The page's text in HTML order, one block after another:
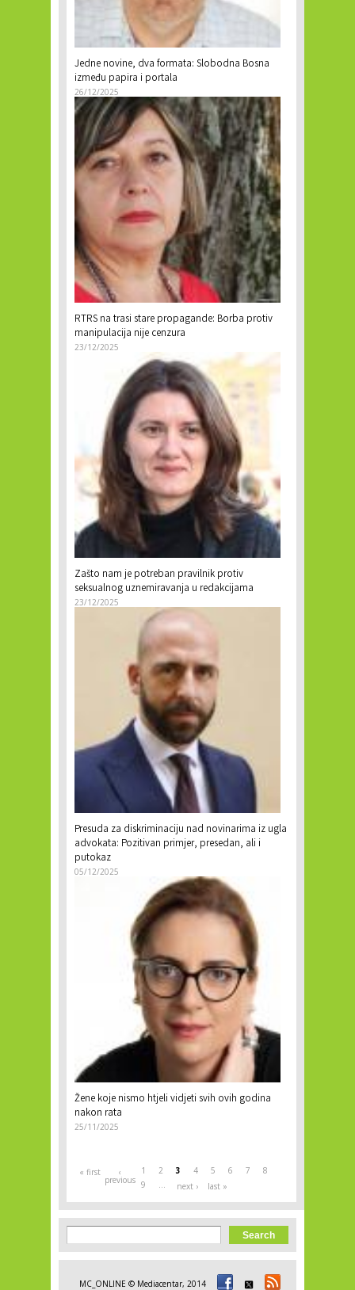
Jedne novine, dva formata: Slobodna Bosna
između papira i portala
26/12/2025
RTRS na trasi stare propagande: Borba protiv
manipulacija nije cenzura
23/12/2025
Zašto nam je potreban pravilnik protiv
seksualnog uznemiravanja u redakcijama
23/12/2025
Presuda za diskriminaciju nad novinarima iz ugla
advokata: Pozitivan primjer, presedan, ali i
putokaz
05/12/2025
Žene koje nismo htjeli vidjeti svih ovih godina
nakon rata
25/11/2025
« first ‹
previous
1 2 3 4 5 6 7
8
9
… next › last »
Search form
Search
MC_ONLINE © Mediacentar, 2014